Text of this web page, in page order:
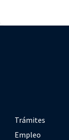
Trámites
Empleo